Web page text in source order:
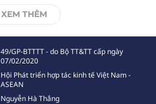
XEM THÊM
49/GP-BTTTT - do Bộ TT&TT cấp ngày
07/02/2020
Hội Phát triển hợp tác kinh tế Việt Nam -
ASEAN
Nguyễn Hà Thắng